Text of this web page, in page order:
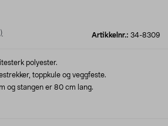
Artikkelnr.: 34-8309
)
polyester.
toppkule og veggfeste.
og stangen er 80 cm lang.